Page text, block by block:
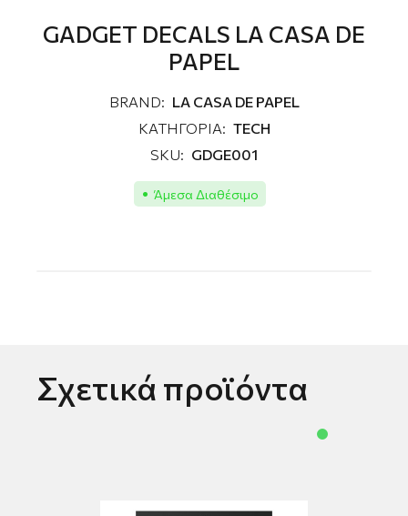
GADGET DECALS LA CASA DE
PAPEL
BRAND: LA CASA DE PAPEL
ΚΑΤΗΓΟΡΙΑ: TECH
SKU: GDGE001
Άμεσα Διαθέσιμο
Σχετικά προϊόντα